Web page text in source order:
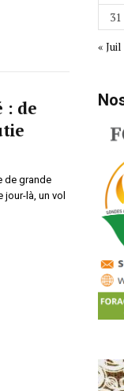
: de
de grande
jour-là, un vol
31
« Juil